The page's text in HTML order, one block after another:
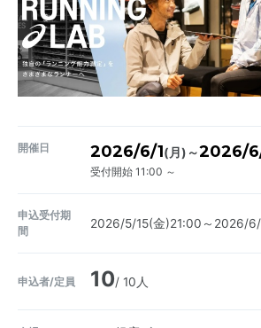
開催日 2026/6/1(月) ～2026/
受付開始 11:00 ～
申込受付期
間
2026/5/15(金)21:00～2026/
申込者/定員 10/ 10人